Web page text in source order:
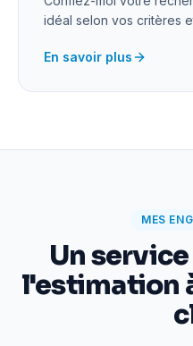
idéal selon vos critères
En savoir plus
MES
Un
l'estimation